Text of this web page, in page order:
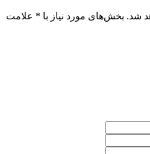
شد. بخش‌های مورد نیاز با * علامت